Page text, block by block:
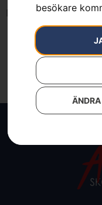
besökare
Inga resultat.